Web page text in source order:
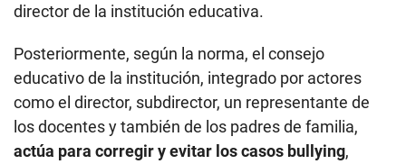
director de la institución educativa.
Posteriormente, según la norma, el consejo
educativo de la institución, integrado por actores
como el director, subdirector, un representante de
los docentes y también de los padres de familia,
actúa para corregir y evitar los casos bullying,